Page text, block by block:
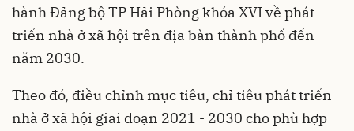
hành Đảng bộ TP Hải Phòng khóa XVI về phát
triển nhà ở xã hội trên địa bàn thành phố đến
năm 2030.
Theo đó, điều chỉnh mục tiêu, chỉ tiêu phát triển
nhà ở xã hội giai đoạn 2021 - 2030 cho phù hợp